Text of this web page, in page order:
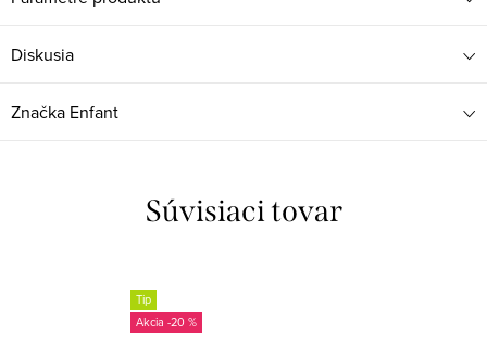
Diskusia
Značka Enfant
Súvisiaci tovar
Tip
-20 %